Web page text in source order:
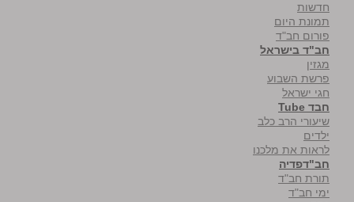
חדשות
תמונת היום
פורום חב"ד
חב"ד בישראל
מגזין
פרשת השבוע
חגי ישראל
חבד Tube
שיעורי הרב כלב
ילדים
לראות את מלכנו
חב"דפדיה
תורת חב"ד
ימי חב"ד